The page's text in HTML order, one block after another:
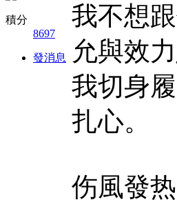
積分
8697
發消息
我不想
允與效力
我切身
扎心。
伤風發